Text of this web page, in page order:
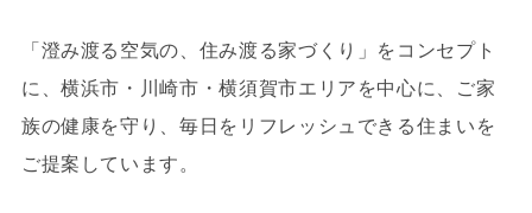
「澄み渡る空気の、住み渡る家づくり」をコンセプト
に、横浜市・川崎市・横須賀市エリアを中心に、ご家
族の健康を守り、毎日をリフレッシュできる住まいを
ご提案しています。